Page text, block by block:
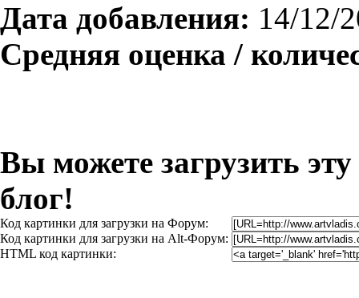
Дата добавления: 14/12/
Средняя оценка /
Вы можете загрузить
блог!
Код картинки для загрузки на Форум:
Код картинки для загрузки на Alt-Форум:
HTML код картинки: